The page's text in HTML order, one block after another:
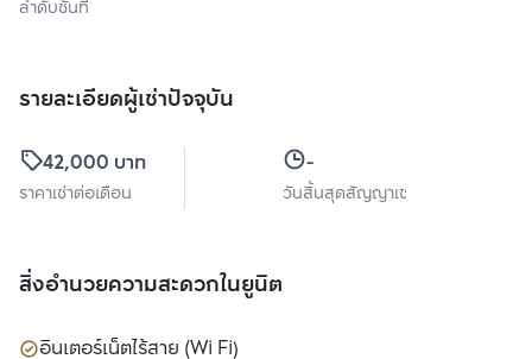
ลำดับชั้นที่
รายละเอียดผู้เช่าปัจจุบัน
42,000 บาท
ราคาเช่าต่อเดือน
-
วันสิ้นสุดสัญญาเช่า
สิ่งอำนวยความสะดวกในยูนิต
อินเตอร์เน็ตไร้สาย (Wi Fi)